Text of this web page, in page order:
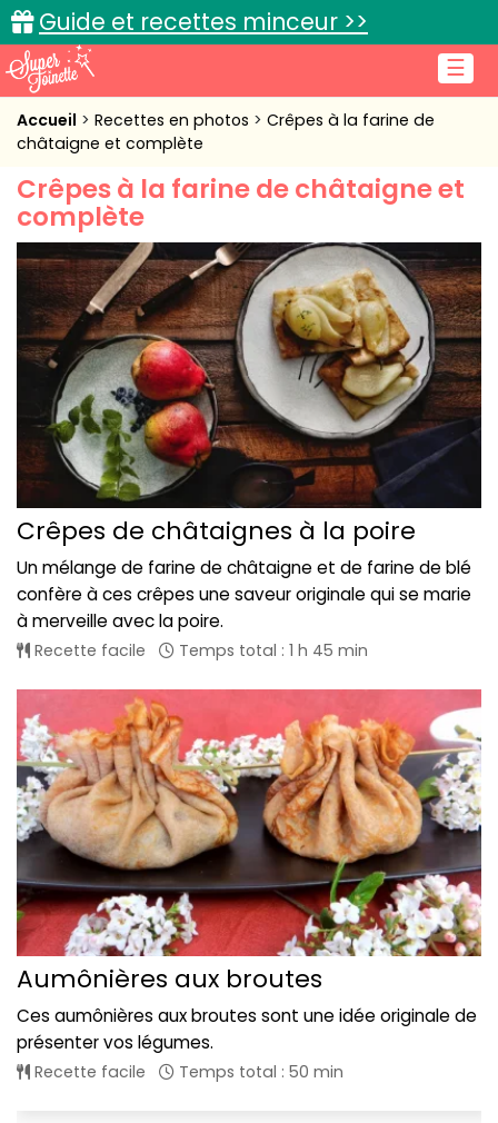
☰
Guide et recettes minceur >>
Accueil
Cuisine pratique
L'actu cuisine
Connexion
Accueil Recettes en photos
Crêpes à la farine de
châtaigne et complète
Crêpes à la farine de châtaigne et
complète
Crêpes de châtaignes à la poire
Un mélange de farine de châtaigne et de farine de blé
confère à ces crêpes une saveur originale qui se marie
à merveille avec la poire.
Recette facile Temps total : 1 h 45 min
Aumônières aux broutes
Ces aumônières aux broutes sont une idée originale de
présenter vos légumes.
Recette facile Temps total : 50 min